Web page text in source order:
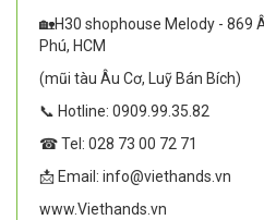
🏡H30 shophouse Melody - 869
Phú, HCM
(mũi tàu Âu Cơ, Luỹ Bán Bích)
📞 Hotline: 0909.99.35.82
☎ Tel: 028 73 00 72 71
📩 Email: info@viethands.vn
www.Viethands.vn